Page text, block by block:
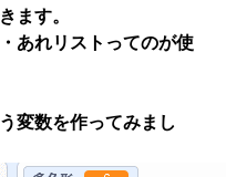
ます。
あれリストってのが使
変数を作ってみまし